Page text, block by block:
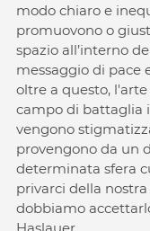
modo chiaro e
promuovono o
spazio all’interno
messaggio di pace
oltre a questo,
campo di battaglia
vengono
provengono da un
determinata sfera
privarci della
dobbiamo